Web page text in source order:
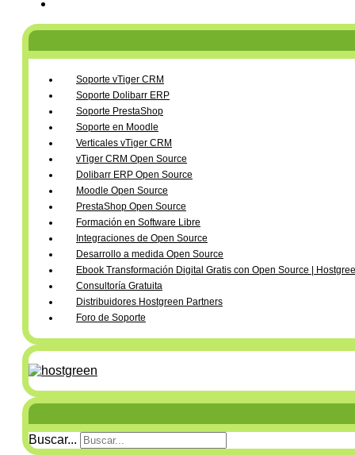
Soporte vTiger CRM
Soporte Dolibarr ERP
Soporte PrestaShop
Soporte en Moodle
Verticales vTiger CRM
vTiger CRM Open Source
Dolibarr ERP Open Source
Moodle Open Source
PrestaShop Open Source
Formación en Software Libre
Integraciones de Open Source
Desarrollo a medida Open Source
Ebook Transformación Digital Gratis con Open Source |
Consultoría Gratuita
Distribuidores Hostgreen Partners
Foro de Soporte
Buscar...